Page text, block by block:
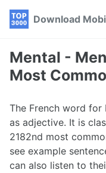
Skip
navigation
Skip
Skip
Download
Mental -
Most
The French word for
as adjective. It is
2182nd most
see example
can also listen to